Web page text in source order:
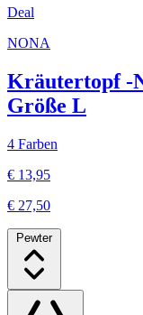
Deal
NONA
Kräutertopf -
Größe L
4 Farben
€ 13,95
€ 27,50
Pewter